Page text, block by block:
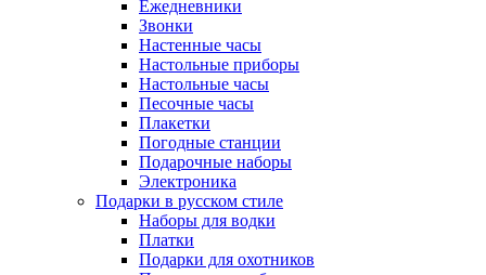
Ежедневники
Звонки
Настенные часы
Настольные приборы
Настольные часы
Песочные часы
Плакетки
Погодные станции
Подарочные наборы
Электроника
Подарки в русском стиле
Наборы для водки
Платки
Подарки для охотников